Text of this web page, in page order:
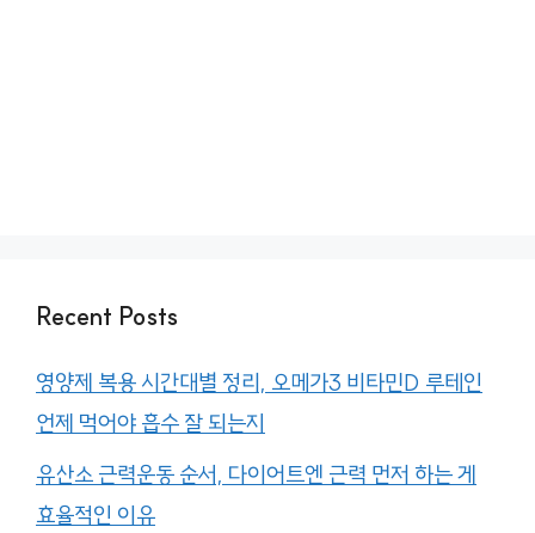
Recent Posts
영양제 복용 시간대별 정리, 오메가3 비타민D 루테인
언제 먹어야 흡수 잘 되는지
유산소 근력운동 순서, 다이어트엔 근력 먼저 하는 게
효율적인 이유